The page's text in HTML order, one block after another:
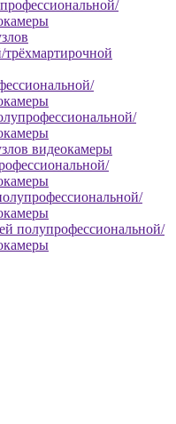
видеокамеры
полупрофессиональной/